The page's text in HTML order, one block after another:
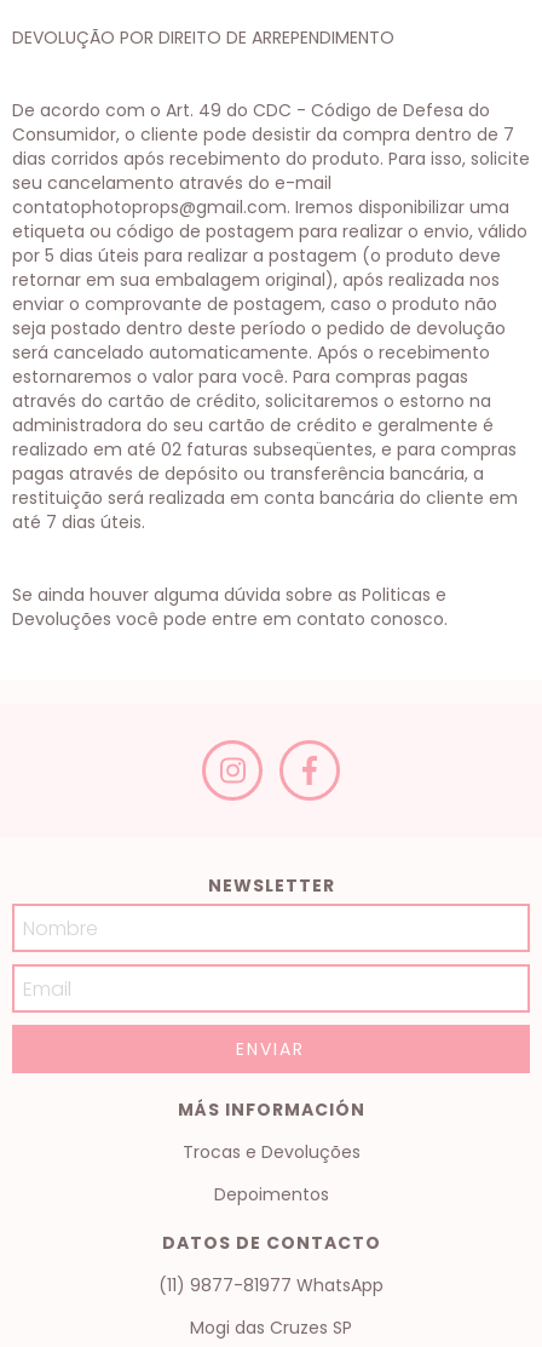
DEVOLUÇÃO POR DIREITO DE ARREPENDIMENTO
De acordo com o Art. 49 do CDC - Código de Defesa do
Consumidor, o cliente pode desistir da compra dentro de 7
dias corridos após recebimento do produto. Para isso, solicite
seu cancelamento através do e-mail
contatophotoprops@gmail.com. Iremos disponibilizar uma
etiqueta ou código de postagem para realizar o envio, válido
por 5 dias úteis para realizar a postagem (o produto deve
retornar em sua embalagem original), após realizada nos
enviar o comprovante de postagem, caso o produto não
seja postado dentro deste período o pedido de devolução
será cancelado automaticamente. Após o recebimento
estornaremos o valor para você. Para compras pagas
através do cartão de crédito, solicitaremos o estorno na
administradora do seu cartão de crédito e geralmente é
realizado em até 02 faturas subseqüentes, e para compras
pagas através de depósito ou transferência bancária, a
restituição será realizada em conta bancária do cliente em
até 7 dias úteis.
Se ainda houver alguma dúvida sobre as Politicas e
Devoluções você pode entre em contato conosco.
NEWSLETTER
MÁS INFORMACIÓN
Trocas e Devoluções
Depoimentos
DATOS DE CONTACTO
(11) 9877-81977 WhatsApp
Mogi das Cruzes SP